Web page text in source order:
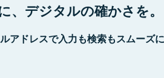
、デジタルの確かさを。
アドレスで入力も検索もスムーズ